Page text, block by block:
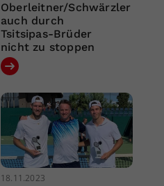
Oberleitner/Schwärzler
auch durch
Tsitsipas-Brüder
nicht zu stoppen
18.11.2023